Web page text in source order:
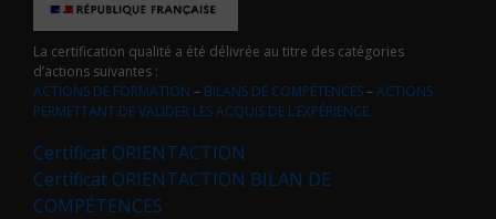
La certification qualité a été délivrée au titre des catégories
d’actions suivantes :
ACTIONS DE FORMATION – BILANS DE COMPÉTENCES–ACTIONS
PERMETTANT DE VALIDER LES ACQUIS DE L’EXPÉRIENCE
Certificat ORIENTACTION
Certificat ORIENTACTION BILAN DE
COMPÉTENCES